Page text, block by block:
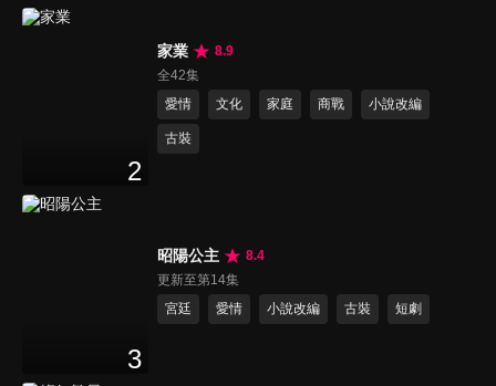
2
家業
8.9
全42集
愛情
文化 家庭 商戰 小說改編
古裝
3
昭陽公主
8.4
更新至第14集
宮廷
愛情 小說改編 古裝 短劇